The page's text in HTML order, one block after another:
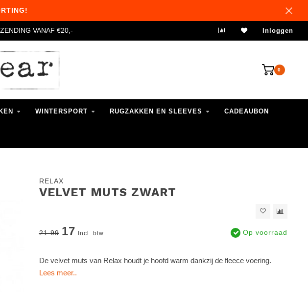
VANAF €20,- VERZENDING 1-3 WERKDAGEN
Inloggen
0
WINTERSPORT RUGZAKKEN EN SLEEVES CADEAUBON
RELAX
VELVET MUTS ZWART
21.99 17 Incl. btw Op voorraad
De velvet muts van Relax houdt je hoofd warm dankzij de fleece voering.
Lees meer..